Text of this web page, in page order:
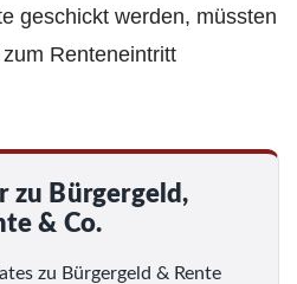
geschickt werden, müssten
Renteneintritt
zu Bürgergeld,
& Co.
zu Bürgergeld & Rente